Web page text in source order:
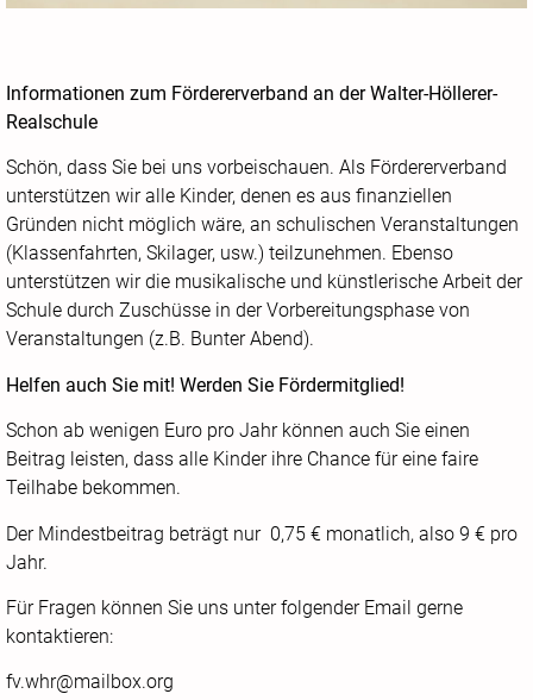
Informationen zum Fördererverband an der Walter-Höllerer-
Realschule
Schön, dass Sie bei uns vorbeischauen. Als Fördererverband
unterstützen wir alle Kinder, denen es aus finanziellen
Gründen nicht möglich wäre, an schulischen Veranstaltungen
(Klassenfahrten, Skilager, usw.) teilzunehmen. Ebenso
unterstützen wir die musikalische und künstlerische Arbeit der
Schule durch Zuschüsse in der Vorbereitungsphase von
Veranstaltungen (z.B. Bunter Abend).
Helfen auch Sie mit! Werden Sie Fördermitglied!
Schon ab wenigen Euro pro Jahr können auch Sie einen
Beitrag leisten, dass alle Kinder ihre Chance für eine faire
Teilhabe bekommen.
Der Mindestbeitrag beträgt nur 0,75 € monatlich, also 9 € pro
Jahr.
Für Fragen können Sie uns unter folgender Email gerne
kontaktieren:
fv.whr@mailbox.org